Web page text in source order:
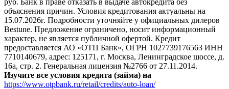
объяснения причин. Условия кредитования актуальны на
15.07.2026г. Подробности уточняйте у официальных дилеров
Bestune. Предложение ограничено, носит информационный
характер, не является публичной офертой. Кредит
предоставляется АО «ОТП Банк», ОГРН 1027739176563 ИНН
7710140679, адрес: 125171, г. Москва, Ленинградское шоссе, д.
16а, стр. 2. Генеральная лицензия №2766 от 27.11.2014.
Изучите все условия кредита (займа) на
https://www.otpbank.ru/retail/credits/auto-loan/